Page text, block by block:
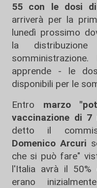
55 con le dosi di
arriverà per la
lunedì prossimo
la
apprende - le
disponibili per le
Entro marzo
vaccinazione di
detto il
Domenico Arcuri
che si può fare"
l'Italia avrà il 50%
erano